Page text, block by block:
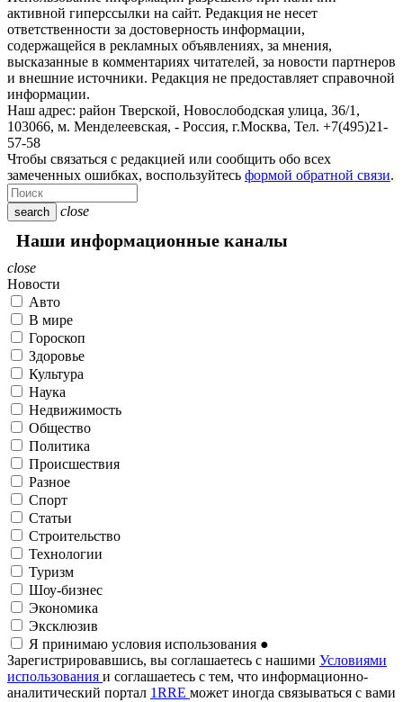
активной гиперссылки на сайт. Редакция не несет
ответственности за достоверность информации,
содержащейся в рекламных объявлениях, за мнения,
высказанные в комментариях читателей, за новости партнеров
и внешние источники. Редакция не предоставляет справочной
информации.
Наш адрес: район Тверской, Новослободская улица, 36/1 ,
103066, м. Менделеевская, - Россия, г.Москва, Тел. +7(495)21-
57-58
Чтобы связаться с редакцией или сообщить обо всех
замеченных ошибках, воспользуйтесь формой обратной связи.
search close
Наши информационные каналы
close
Новости
Авто
В мире
Гороскоп
Здоровье
Культура
Наука
Недвижимость
Общество
Политика
Происшествия
Разное
Спорт
Статьи
Строительство
Технологии
Туризм
Шоу-бизнес
Экономика
Эксклюзив
Я принимаю условия использования ●
Зарегистрировавшись, вы соглашаетесь с нашими Условиями
использования и соглашаетесь с тем, что информационно-
аналитический портал 1RRE может иногда связываться с вами